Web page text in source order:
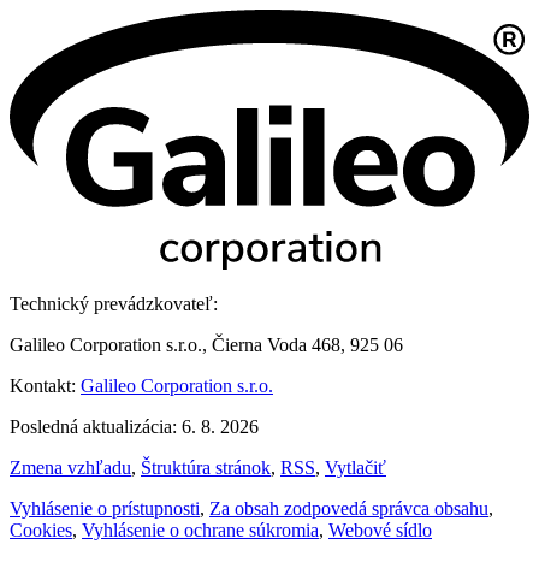
Technický prevádzkovateľ:
Galileo Corporation s.r.o., Čierna Voda 468, 925 06
Kontakt: Galileo Corporation s.r.o.
Posledná aktualizácia: 6. 8. 2026
Zmena vzhľadu, Štruktúra stránok, RSS, Vytlačiť
Vyhlásenie o prístupnosti, Za obsah zodpovedá správca obsahu,
Cookies, Vyhlásenie o ochrane súkromia, Webové sídlo